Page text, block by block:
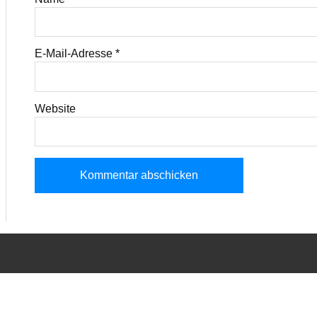
E-Mail-Adresse *
Website